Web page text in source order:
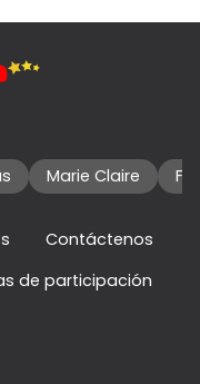
Marie Claire
Contáctenos
de participación